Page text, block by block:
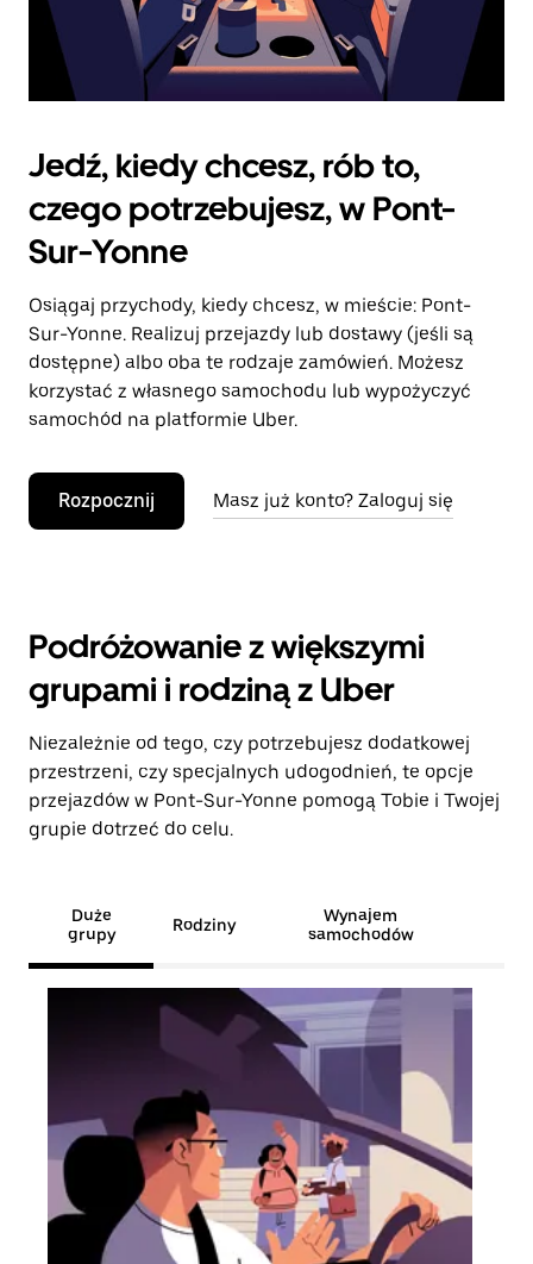
Jedź, kiedy chcesz, rób to,
czego potrzebujesz, w Pont-
Sur-Yonne
Osiągaj przychody, kiedy chcesz, w mieście: Pont-
Sur-Yonne. Realizuj przejazdy lub dostawy (jeśli są
dostępne) albo oba te rodzaje zamówień. Możesz
korzystać z własnego samochodu lub wypożyczyć
samochód na platformie Uber.
Rozpocznij Masz już konto? Zaloguj się
Podróżowanie z większymi
grupami i rodziną z Uber
Niezależnie od tego, czy potrzebujesz dodatkowej
przestrzeni, czy specjalnych udogodnień, te opcje
przejazdów w Pont-Sur-Yonne pomogą Tobie i Twojej
grupie dotrzeć do celu.
Duże
grupy
Rodziny
Wynajem
samochodów